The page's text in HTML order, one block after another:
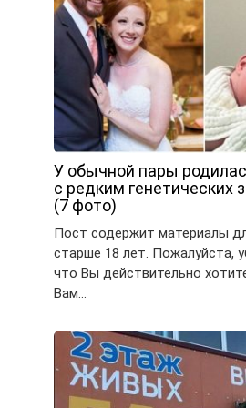
У обычной пары
с редким генетических
(7 фото)
Пост содержит материалы
старше 18 лет. Пожалуйста,
что Вы действительно
Вам…